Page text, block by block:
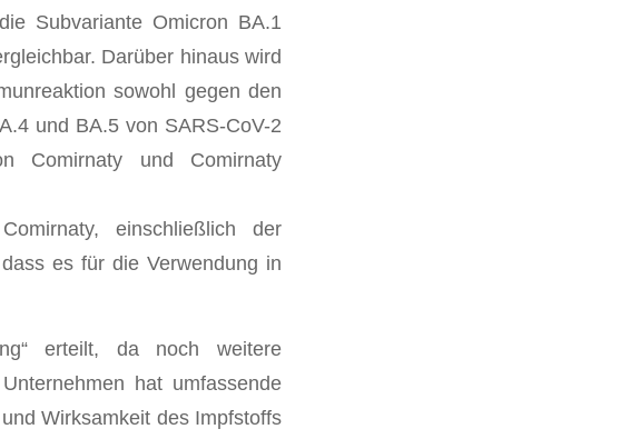
Subvariante Omicron BA.1
Darüber hinaus wird
sowohl gegen den
und BA.5 von SARS-CoV-2
Comirnaty und Comirnaty
einschließlich der
es für die Verwendung in
erteilt, da noch weitere
hat umfassende
Wirksamkeit des Impfstoffs